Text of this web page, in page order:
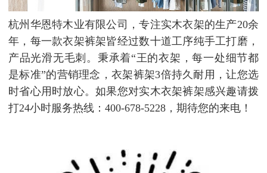
杭州华恩特木业有限公司，专注实木衣架的生产20余
年，每一款衣架裤架皆经过数十道工序纯手工打磨，
产品光滑无毛刺。秉承着“王的衣架，每一处细节都
是标准”的营销理念，衣架裤架3倍持久耐用，让您选
时省心用时放心。如果您对实木衣架裤架感兴趣请拨
打24小时服务热线：400-678-5228，期待您的来电！